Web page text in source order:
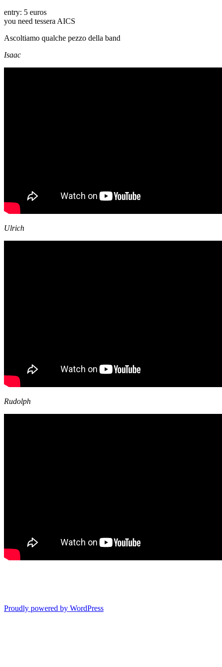
entry: 5 euros
you need tessera AICS
Ascoltiamo qualche pezzo della band
Isaac
Ulrich
Rudolph
Proudly powered by WordPress